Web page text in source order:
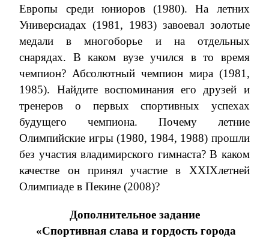
Европы среди юниоров (1980). На летних
Универсиадах (1981, 1983) завоевал золотые
медали в многоборье и на отдельных
снарядах. В каком вузе учился в то время
чемпион? Абсолютный чемпион мира (1981,
1985). Найдите воспоминания его друзей и
тренеров о первых спортивных успехах
будущего чемпиона. Почему летние
Олимпийские игры (1980, 1984, 1988) прошли
без участия владимирского гимнаста? В каком
качестве он принял участие в XXIXлетней
Олимпиаде в Пекине (2008)?
Дополнительное задание
«Спортивная слава и гордость города